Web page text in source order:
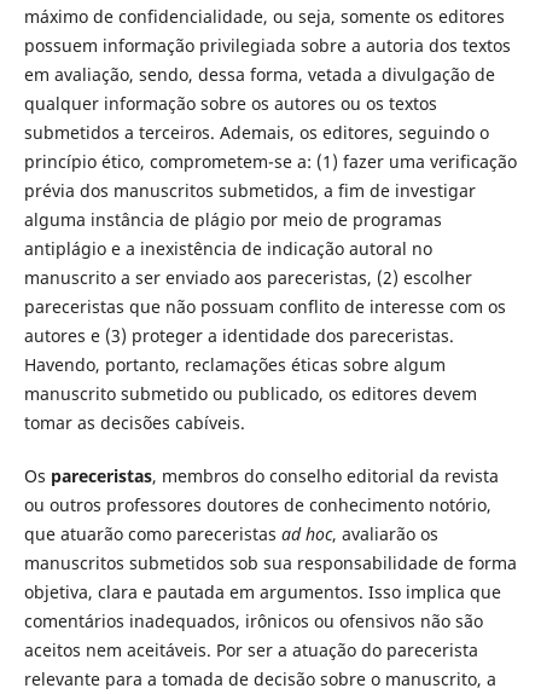
máximo de confidencialidade, ou seja, somente os editores
possuem informação privilegiada sobre a autoria dos textos
em avaliação, sendo, dessa forma, vetada a divulgação de
qualquer informação sobre os autores ou os textos
submetidos a terceiros. Ademais, os editores, seguindo o
princípio ético, comprometem-se a: (1) fazer uma verificação
prévia dos manuscritos submetidos, a fim de investigar
alguma instância de plágio por meio de programas
antiplágio e a inexistência de indicação autoral no
manuscrito a ser enviado aos pareceristas, (2) escolher
pareceristas que não possuam conflito de interesse com os
autores e (3) proteger a identidade dos pareceristas.
Havendo, portanto, reclamações éticas sobre algum
manuscrito submetido ou publicado, os editores devem
tomar as decisões cabíveis.
Os pareceristas, membros do conselho editorial da revista
ou outros professores doutores de conhecimento notório,
que atuarão como pareceristas ad hoc, avaliarão os
manuscritos submetidos sob sua responsabilidade de forma
objetiva, clara e pautada em argumentos. Isso implica que
comentários inadequados, irônicos ou ofensivos não são
aceitos nem aceitáveis. Por ser a atuação do parecerista
relevante para a tomada de decisão sobre o manuscrito, a